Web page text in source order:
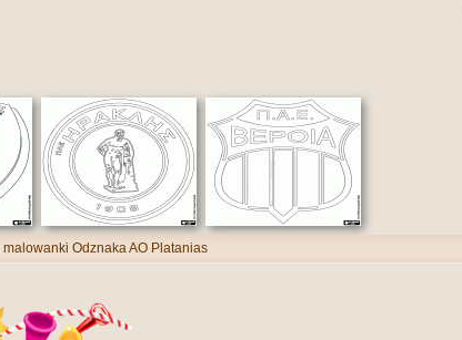
malowanki Odznaka AO Platanias